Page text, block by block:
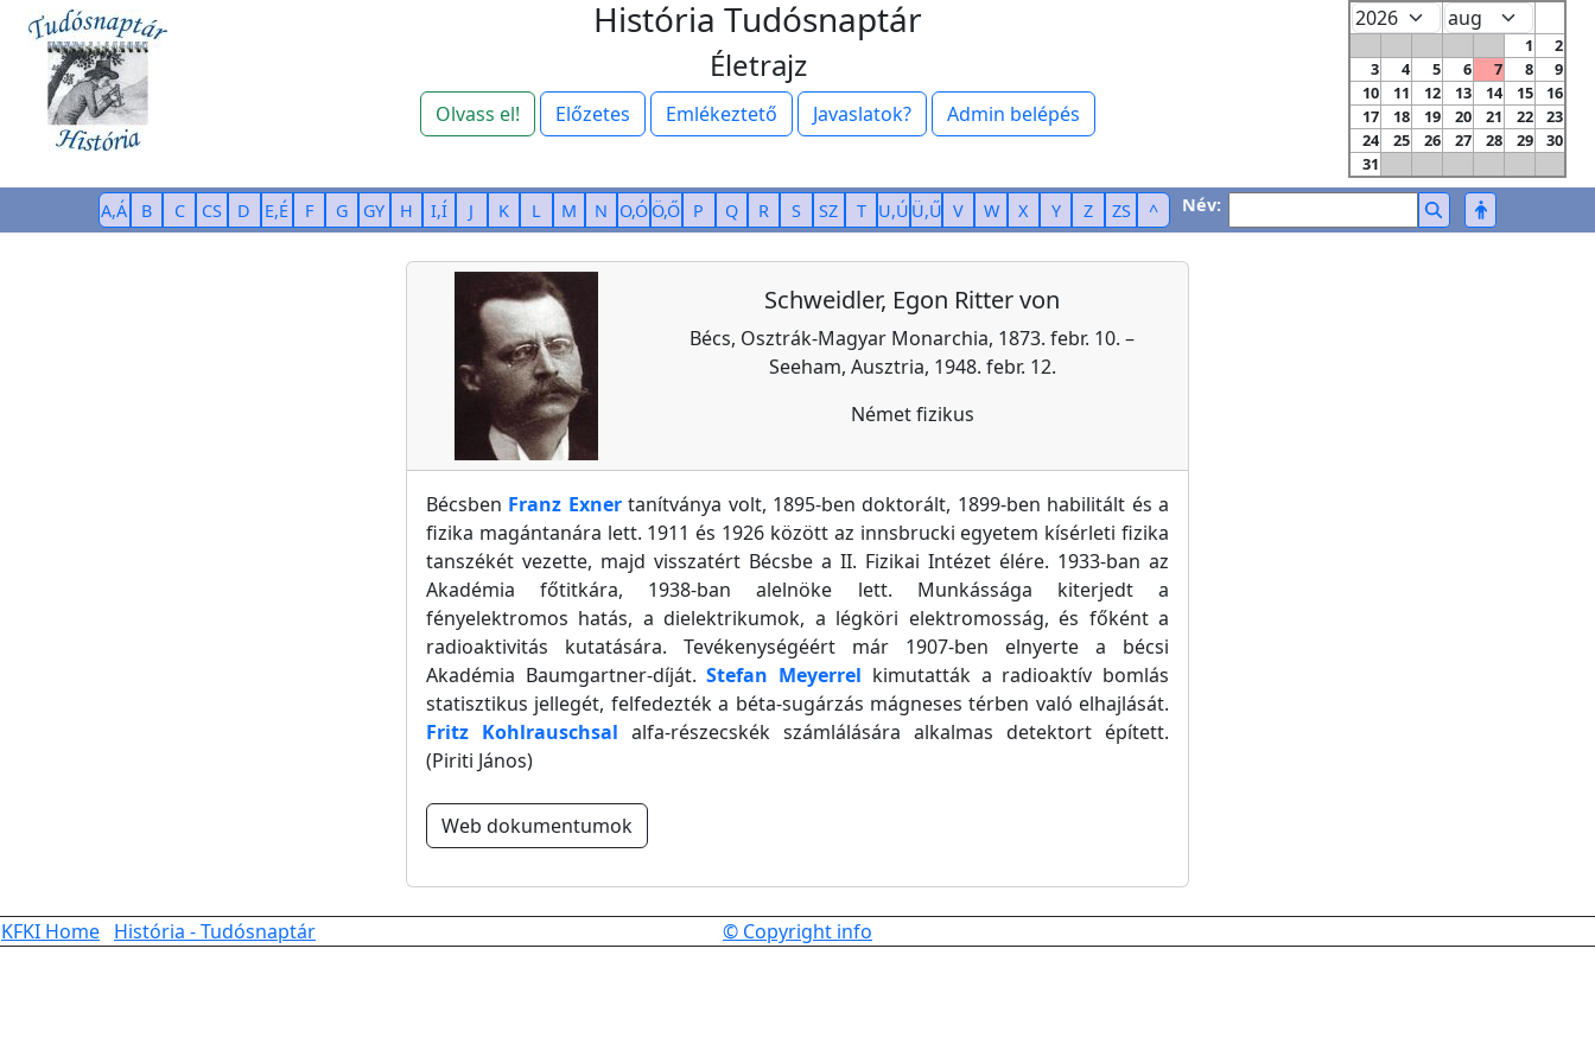
História Tudósnaptár
Életrajz
Olvass el! Előzetes Emlékeztető Javaslatok? Admin belépés
1
2
3
4 5 6 7 8
9
10
11 12 13 14 15
16
17
18 19 20 21 22
23
24
25 26 27 28 29
30
31
A,Á B C CS D E,É F G GY H I,Í J K L M N O,Ó Ö,Ő P Q R S SZ T U,Ú Ü,Ű V W X Y Z ZS ^ Név:
Schweidler, Egon Ritter von
Bécs, Osztrák-Magyar Monarchia, 1873. febr. 10. –
Seeham, Ausztria, 1948. febr. 12.
Német fizikus
Bécsben Franz Exnertanítványa volt, 1895-ben doktorált, 1899-ben habilitált és a
fizika magántanára lett. 1911 és 1926 között az innsbrucki egyetem kísérleti fizika
tanszékét vezette, majd visszatért Bécsbe a II. Fizikai Intézet élére. 1933-ban az
Akadémia főtitkára, 1938-ban alelnöke lett. Munkássága kiterjedt a
fényelektromos hatás, a dielektrikumok, a légköri elektromosság, és főként a
radioaktivitás kutatására. Tevékenységéért már 1907-ben elnyerte a bécsi
Akadémia Baumgartner-díját.Stefan Meyerrel kimutatták a radioaktív bomlás
statisztikus jellegét, felfedezték a béta-sugárzás mágneses térben való elhajlását.
Fritz Kohlrauschsal alfa-részecskék számlálására alkalmas detektort épített.
(Piriti János)
Web dokumentumok
KFKI Home História - Tudósnaptár © Copyright info